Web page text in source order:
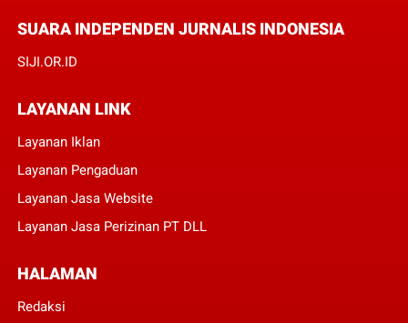
SUARA INDEPENDEN JURNALIS INDONESIA
SIJI.OR.ID
LAYANAN LINK
Layanan Iklan
Layanan Pengaduan
Layanan Jasa Website
Layanan Jasa Perizinan PT DLL
HALAMAN
Redaksi